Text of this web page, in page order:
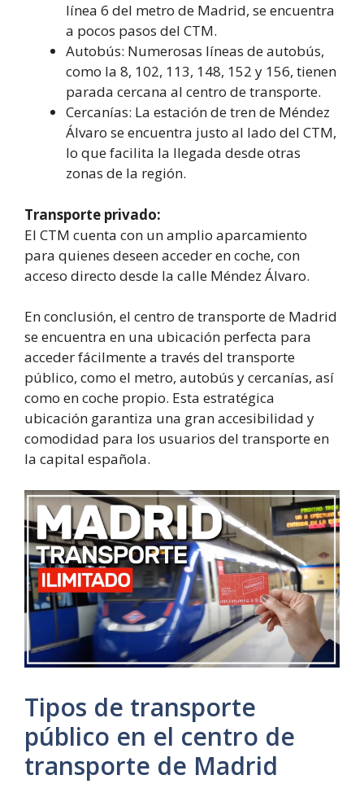
línea 6 del metro de Madrid, se encuentra
a pocos pasos del CTM.
Autobús: Numerosas líneas de autobús,
como la 8, 102, 113, 148, 152 y 156, tienen
parada cercana al centro de transporte.
Cercanías: La estación de tren de Méndez
Álvaro se encuentra justo al lado del CTM,
lo que facilita la llegada desde otras
zonas de la región.
Transporte privado:
El CTM cuenta con un amplio aparcamiento
para quienes deseen acceder en coche, con
acceso directo desde la calle Méndez Álvaro.
En conclusión, el centro de transporte de Madrid
se encuentra en una ubicación perfecta para
acceder fácilmente a través del transporte
público, como el metro, autobús y cercanías, así
como en coche propio. Esta estratégica
ubicación garantiza una gran accesibilidad y
comodidad para los usuarios del transporte en
la capital española.
Tipos de transporte
público en el centro de
transporte de Madrid